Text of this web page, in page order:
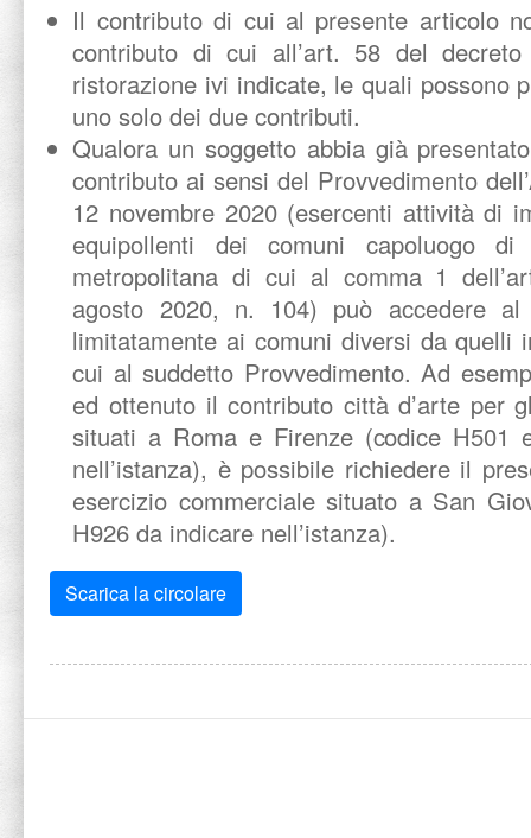
Il contributo di cui al presente articolo
contributo di cui all’art. 58 del
ristorazione ivi indicate, le quali possono
uno solo dei due contributi.
Qualora un soggetto abbia già
contributo ai sensi del Provvedimento
12 novembre 2020 (esercenti attività di
equipollenti dei comuni capoluogo
metropolitana di cui al comma 1
agosto 2020, n. 104) può accedere
limitatamente ai comuni diversi da quelli
cui al suddetto Provvedimento. Ad
ed ottenuto il contributo città d’arte per
situati a Roma e Firenze (codice H501
nell’istanza), è possibile richiedere il
esercizio commerciale situato a San
H926 da indicare nell’istanza).
Scarica la circolare